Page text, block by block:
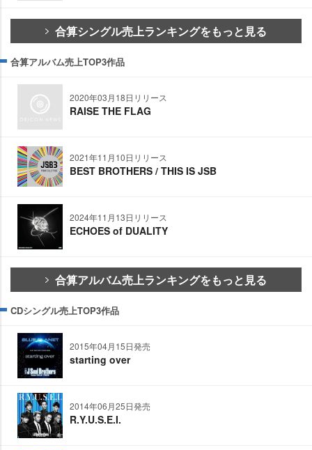
合算シングル売上ランキングをもっと見る
合算アルバム売上TOP3作品
2020年03月18日リリース
RAISE THE FLAG
2021年11月10日リリース
BEST BROTHERS / THIS IS JSB
2024年11月13日リリース
ECHOES of DUALITY
合算アルバム売上ランキングをもっと見る
CDシングル売上TOP3作品
2015年04月15日発売
starting over
2014年06月25日発売
R.Y.U.S.E.I.